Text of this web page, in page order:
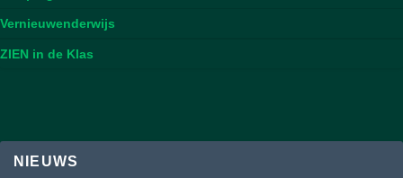
Vernieuwenderwijs
ZIEN in de Klas
NIEUWS